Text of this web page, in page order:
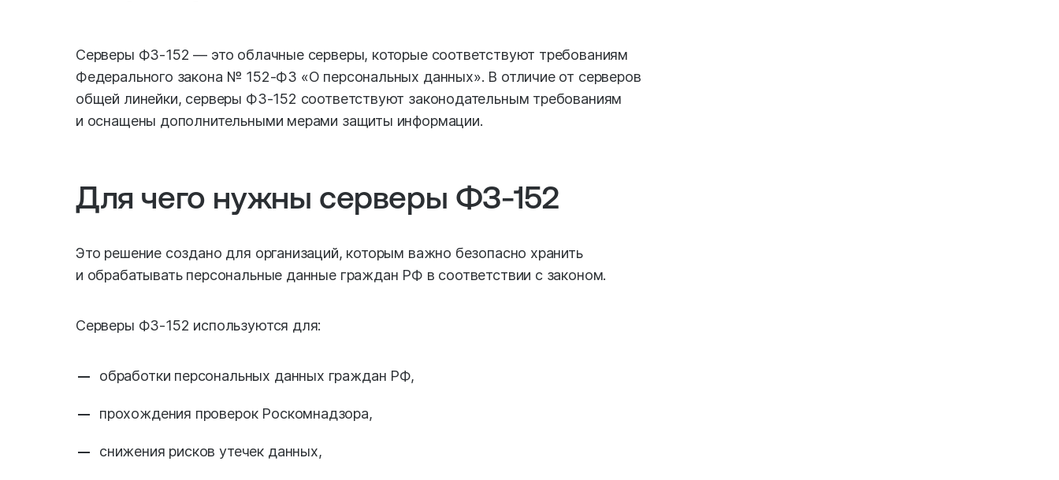
Серверы ФЗ-152 — это облачные серверы, которые соответствуют требованиям
Федерального закона № 152-ФЗ «О персональных данных». В отличие от серверов
общей линейки, серверы ФЗ-152 соответствуют законодательным требованиям
и оснащены дополнительными мерами защиты информации.
Для чего нужны серверы ФЗ-152
Это решение создано для организаций, которым важно безопасно хранить
и обрабатывать персональные данные граждан РФ в соответствии с законом.
Серверы ФЗ-152 используются для:
обработки персональных данных граждан РФ,
прохождения проверок Роскомнадзора,
снижения рисков утечек данных,